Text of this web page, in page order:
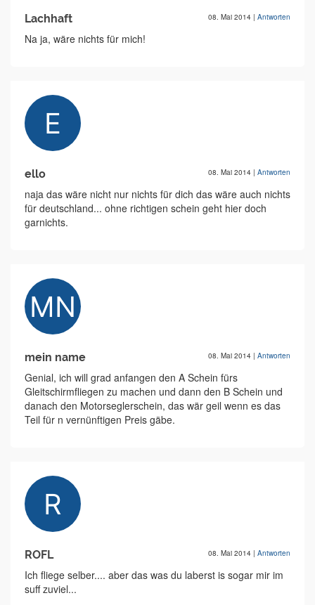
Lachhaft 08. Mai 2014 | Antworten
Na ja, wäre nichts für mich!
ello 08. Mai 2014 | Antworten
naja das wäre nicht nur nichts für dich das wäre auch nichts
für deutschland... ohne richtigen schein geht hier doch
garnichts.
mein name 08. Mai 2014 | Antworten
Genial, ich will grad anfangen den A Schein fürs
Gleitschirmfliegen zu machen und dann den B Schein und
danach den Motorseglerschein, das wär geil wenn es das
Teil für n vernünftigen Preis gäbe.
ROFL 08. Mai 2014 | Antworten
Ich fliege selber.... aber das was du laberst is sogar mir im
suff zuviel...